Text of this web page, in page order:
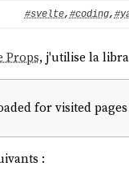
#svelte, #coding,
Props, j'utilise la
for visited
: